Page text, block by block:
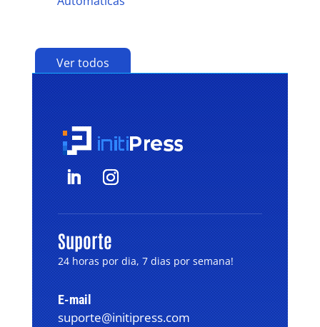
Ver todos
Suporte
24 horas por dia, 7 dias por semana!
E-mail
suporte@initipress.com